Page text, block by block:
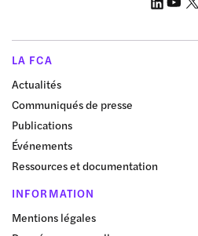
LA FCA
Actualités
Communiqués de presse
Publications
Événements
Ressources et documentation
INFORMATION
Mentions légales